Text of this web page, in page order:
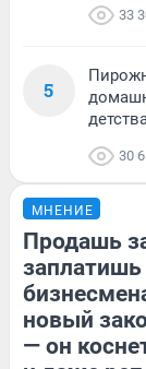
33
5
30
МНЕНИЕ
Продашь
новый
— он